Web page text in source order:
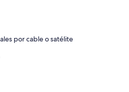
por cable o satélite